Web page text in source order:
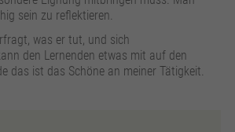
sein zu reflektieren.
was er tut, und sich
den Lernenden etwas mit auf den
das ist das Schöne an meiner Tätigkeit.